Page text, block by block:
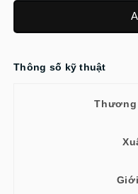
Thông số kỹ thuật
Thương